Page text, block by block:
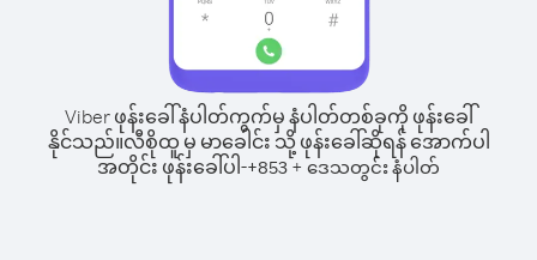
Viber ဖုန်းခေါ်နံပါတ်ကွက်မှ နံပါတ်တစ်ခုကို ဖုန်းခေါ်
နိုင်သည်။လီစိုထူ မှ မာခေါင်း သို့ ဖုန်းခေါ်ဆိုရန် အောက်ပါ
အတိုင်း ဖုန်းခေါ်ပါ-+853+ဒေသတွင်း နံပါတ်